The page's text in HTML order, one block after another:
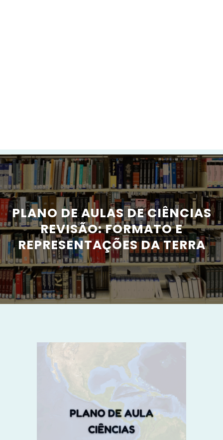
PLANO DE AULAS DE CIÊNCIAS
REVISÃO: FORMATO E
REPRESENTAÇÕES DA TERRA